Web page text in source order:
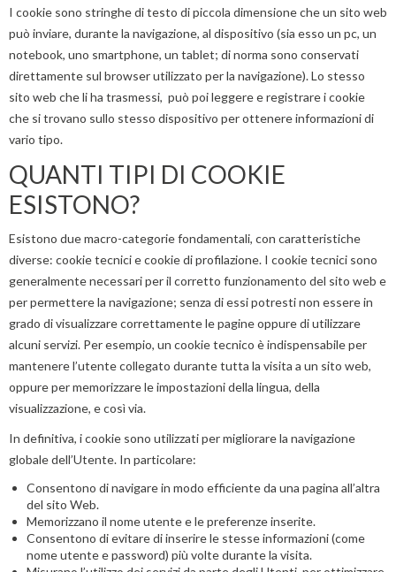
I cookie sono stringhe di testo di piccola dimensione che un sito web
può inviare, durante la navigazione, al dispositivo (sia esso un pc, un
notebook, uno smartphone, un tablet; di norma sono conservati
direttamente sul browser utilizzato per la navigazione). Lo stesso
sito web che li ha trasmessi, può poi leggere e registrare i cookie
che si trovano sullo stesso dispositivo per ottenere informazioni di
vario tipo.
QUANTI TIPI DI COOKIE
ESISTONO?
Esistono due macro-categorie fondamentali, con caratteristiche
diverse: cookie tecnici e cookie di profilazione. I cookie tecnici sono
generalmente necessari per il corretto funzionamento del sito web e
per permettere la navigazione; senza di essi potresti non essere in
grado di visualizzare correttamente le pagine oppure di utilizzare
alcuni servizi. Per esempio, un cookie tecnico è indispensabile per
mantenere l’utente collegato durante tutta la visita a un sito web,
oppure per memorizzare le impostazioni della lingua, della
visualizzazione, e così via.
In definitiva, i cookie sono utilizzati per migliorare la navigazione
globale dell’Utente. In particolare:
Consentono di navigare in modo efficiente da una pagina all’altra
del sito Web.
Memorizzano il nome utente e le preferenze inserite.
Consentono di evitare di inserire le stesse informazioni (come
nome utente e password) più volte durante la visita.